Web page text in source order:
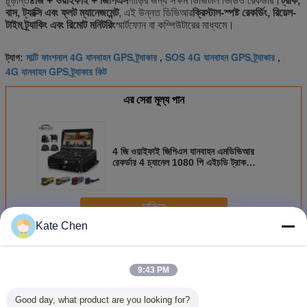
বাস, ট্যাক্সি এবং ফ্লট ম্যানেজমেন্ট, এই উন্নত ডিভিআরক্রিস্টাল-স্পষ্ট রেকর্ডিং, রিয়েল-
টাইম ট্র্যাকিং এবং রিমোট মনিটরিংস্মার্টফোন বা কম্পিউটারের মাধ্যমে।
ট্যাগ: মাল্টি ফাংশনাল 4G যানবাহন GPS ট্র্যাকার , SOS 4G যানবাহন GPS ট্র্যাকার ,
4G যানবাহন GPS ট্র্যাকার কিট
এর সেরা মূল্য পান
4 জি ওয়াইফাই জিপিএস যানবাহন এমডিভিআর
রেকর্ডার 4 চ্যানেল 1080 পি এইচডি ট্রাক
চালিয়ে
অধিকযানবাহন ট্র্যাকিং সিস্টেম
Kate Chen
9:43 PM
Good day, what product are you looking for?